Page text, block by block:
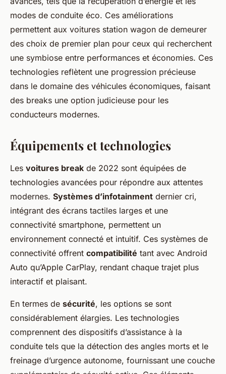
modes de conduite éco. Ces améliorations
permettent aux voitures station wagon de demeurer
des choix de premier plan pour ceux qui recherchent
une symbiose entre performances et économies. Ces
technologies reflètent une progression précieuse
dans le domaine des véhicules économiques, faisant
des breaks une option judicieuse pour les
conducteurs modernes.
Équipements et technologies
Les voitures break de 2022 sont équipées de
technologies avancées pour répondre aux attentes
modernes. Systèmes d’infotainment dernier cri,
intégrant des écrans tactiles larges et une
connectivité smartphone, permettent un
environnement connecté et intuitif. Ces systèmes de
connectivité offrent compatibilité tant avec Android
Auto qu’Apple CarPlay, rendant chaque trajet plus
interactif et plaisant.
En termes de sécurité, les options se sont
considérablement élargies. Les technologies
comprennent des dispositifs d’assistance à la
conduite tels que la détection des angles morts et le
freinage d’urgence autonome, fournissant une couche